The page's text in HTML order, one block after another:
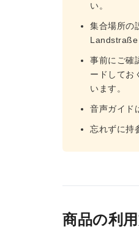
い。
集合場所の
Landstraße
事前にご確
ードしてお
います。
音声ガイド
忘れずに持
商品の利